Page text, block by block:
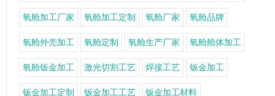
氧舱加工厂家 氧舱加工定制 氧舱厂家 氧舱品牌
氧舱外壳加工 氧舱定制 氧舱生产厂家 氧舱舱体加工
氧舱钣金加工 激光切割工艺 焊接工艺 钣金加工
钣金加工定制 钣金加工工艺 钣金加工材料